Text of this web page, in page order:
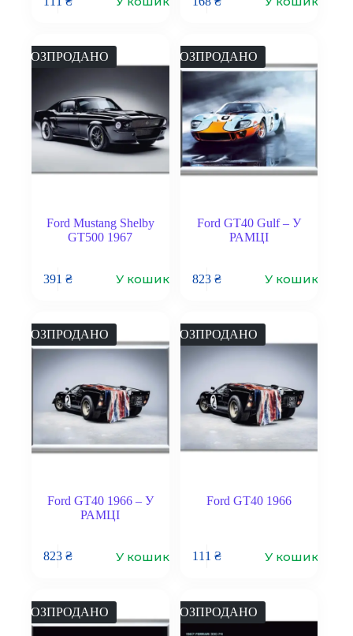
РОЗПРОДАНО
Ford Mustang Shelby
GT500 1967
391₴ У кошик
РОЗПРОДАНО
Ford GT40 Gulf – У
РАМЦІ
823 ₴ У кошик
РОЗПРОДАНО
Ford GT40 1966 – У
РАМЦІ
823₴ У кошик
РОЗПРОДАНО
Ford GT40 1966
111 ₴ У кошик
РОЗПРОДАНО РОЗПРОДАНО